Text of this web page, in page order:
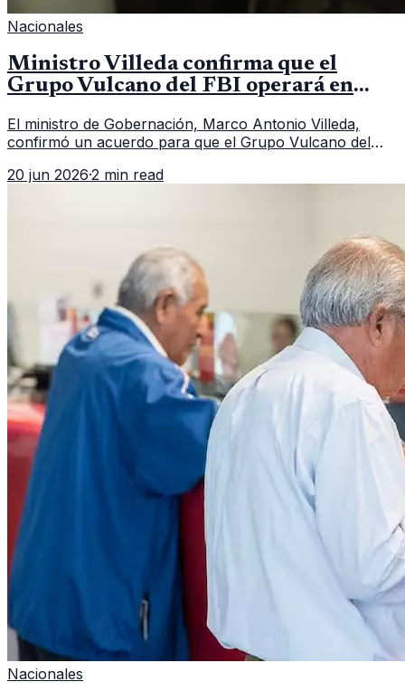
Nacionales
Ministro Villeda confirma que el
Grupo Vulcano del FBI operará en
El ministro de Gobernación, Marco Antonio Villeda,
confirmó un acuerdo para que el Grupo Vulcano del
fallido con la administración anterior del Ministerio
20 jun 2026·2 min read
Nacionales